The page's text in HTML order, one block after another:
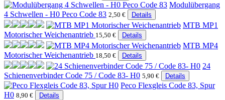
Modulübergang
4 Schwellen - H0 Peco Code 83 2,50 € Details
MTB MP1
Motorischer Weichenantrieb 15,50 € Details
MTB MP4
Motorischer Weichenantrieb 18,50 € Details
24
Schienenverbinder Code 75 / Code 83- H0 5,90 € Details
Peco Flexgleis Code 83, Spur
H0 8,90 € Details